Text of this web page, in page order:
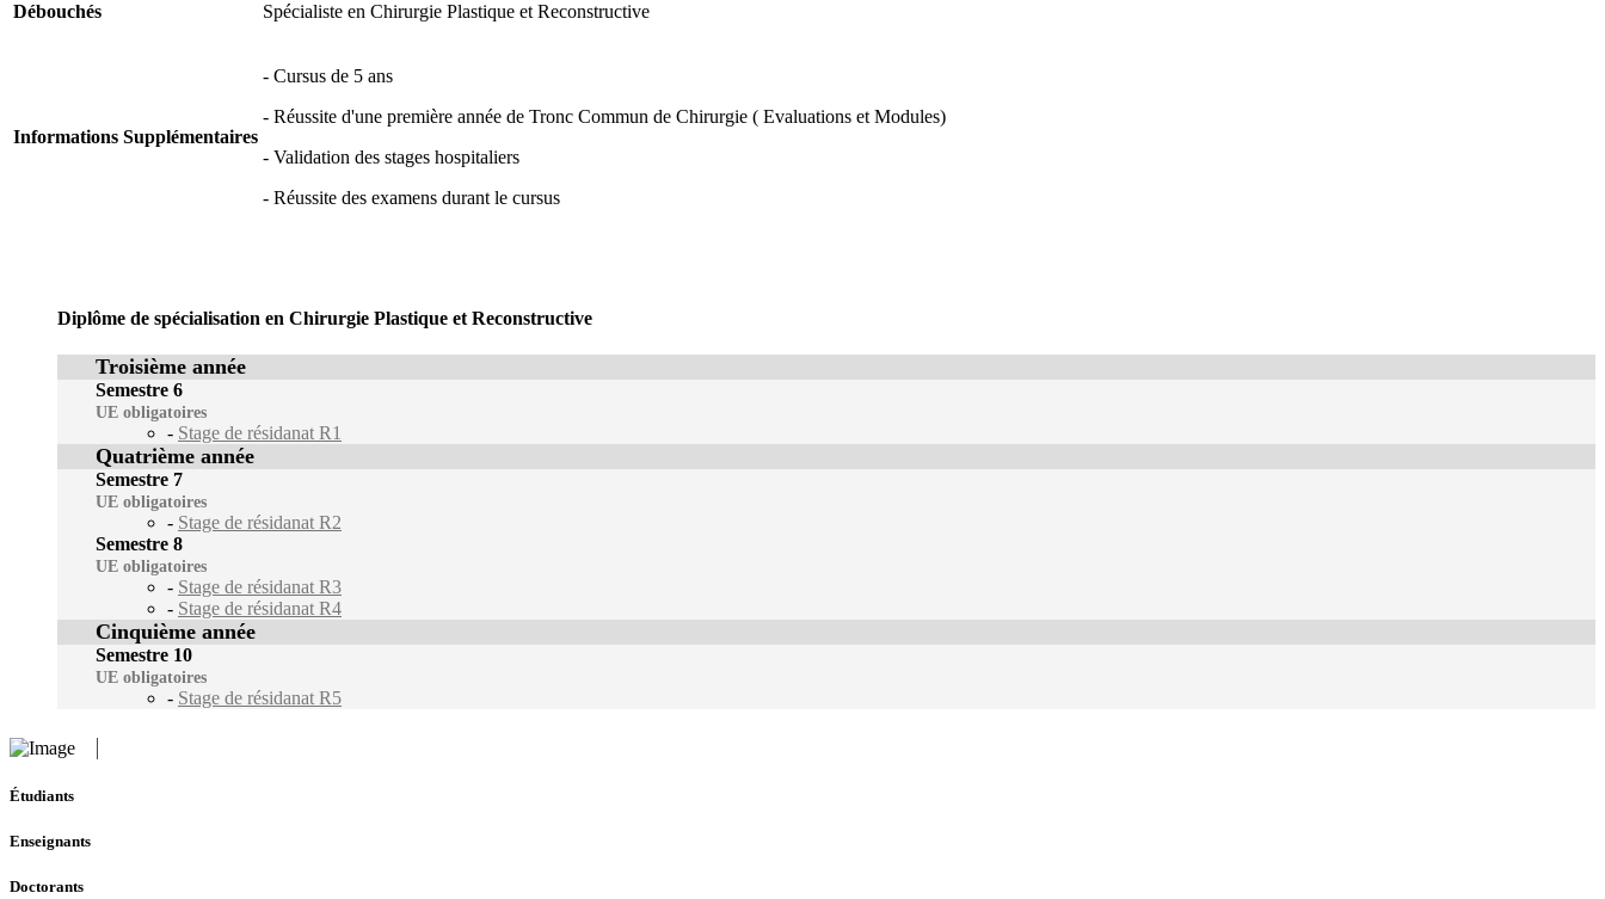
Débouchés Spécialiste en Chirurgie Plastique et Reconstructive
Informations Supplémentaires
- Cursus de 5 ans
- Réussite d'une première année de Tronc Commun de Chirurgie ( Evaluations et Modules)
- Validation des stages hospitaliers
- Réussite des examens durant le cursus
Diplôme de spécialisation en Chirurgie Plastique et Reconstructive
Troisième année
Semestre 6
UE obligatoires
- Stage de résidanat R1
Quatrième année
Semestre 7
UE obligatoires
- Stage de résidanat R2
Semestre 8
UE obligatoires
- Stage de résidanat R3
- Stage de résidanat R4
Cinquième année
Semestre 10
UE obligatoires
- Stage de résidanat R5
Étudiants
Enseignants
Doctorants